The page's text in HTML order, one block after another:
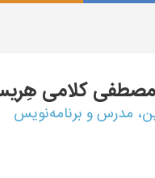
کلامی
مدرس و برنامه‌نویس